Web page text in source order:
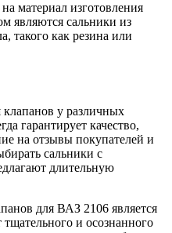
материал изготовления
являются сальники из
такого как резина или
у различных
гарантирует качество,
на отзывы покупателей и
сальники с
длительную
для ВАЗ 2106 является
тщательного и осознанного